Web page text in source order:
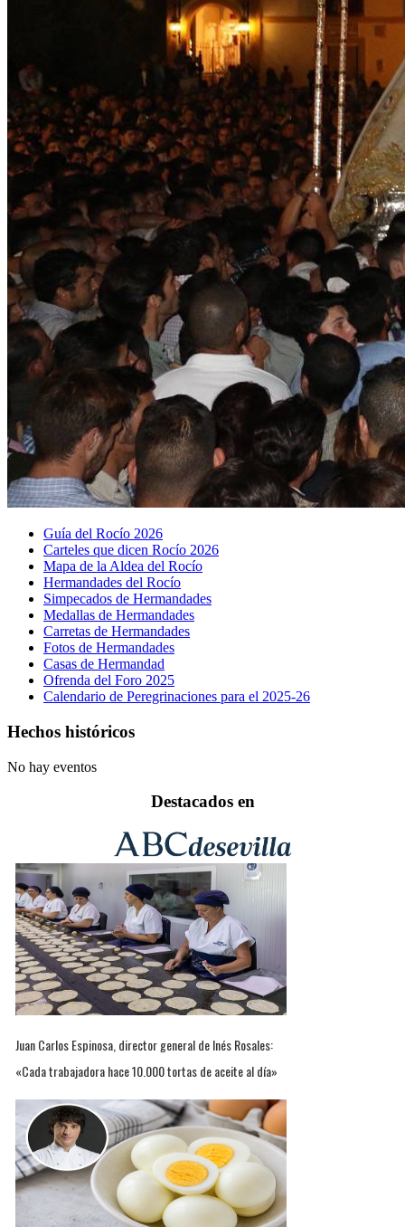
Guía del Rocío 2026
Carteles que dicen Rocío 2026
Mapa de la Aldea del Rocío
Hermandades del Rocío
Simpecados de Hermandades
Medallas de Hermandades
Carretas de Hermandades
Fotos de Hermandades
Casas de Hermandad
Ofrenda del Foro 2025
Calendario de Peregrinaciones para el 2025-26
Hechos históricos
No hay eventos
Destacados en
Juan Carlos Espinosa, director general de Inés Rosales:
«Cada trabajadora hace 10.000 tortas de aceite al día»